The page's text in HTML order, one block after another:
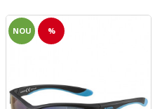
NOU %